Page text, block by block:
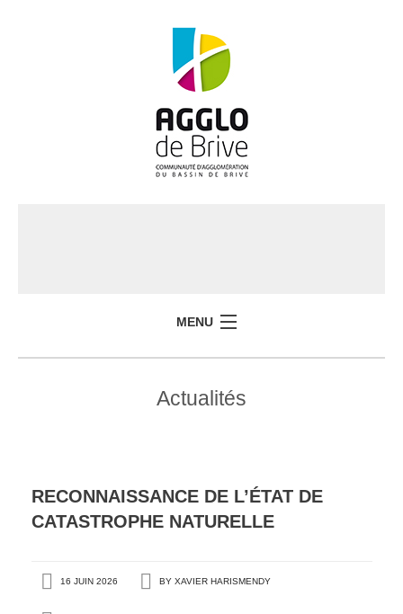
MENU
Actualités
RECONNAISSANCE DE L’ÉTAT DE
CATASTROPHE NATURELLE
16 JUIN 2026 BY XAVIER HARISMENDY